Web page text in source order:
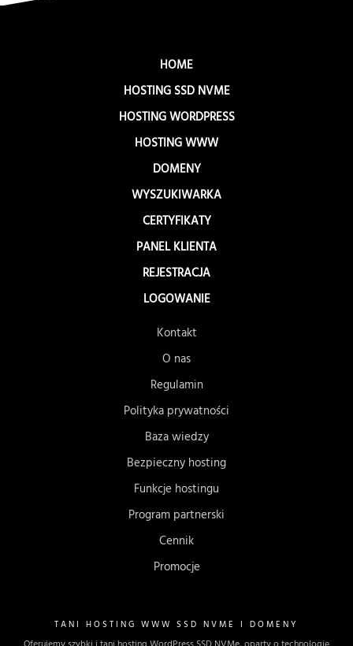
HOME
HOSTING SSD NVME
HOSTING WORDPRESS
HOSTING WWW
DOMENY
WYSZUKIWARKA
CERTYFIKATY
PANEL KLIENTA
REJESTRACJA
LOGOWANIE
Kontakt
O nas
Regulamin
Polityka prywatności
Baza wiedzy
Bezpieczny hosting
Funkcje hostingu
Program partnerski
Cennik
Promocje
TANI HOSTING WWW SSD NVME I DOMENY